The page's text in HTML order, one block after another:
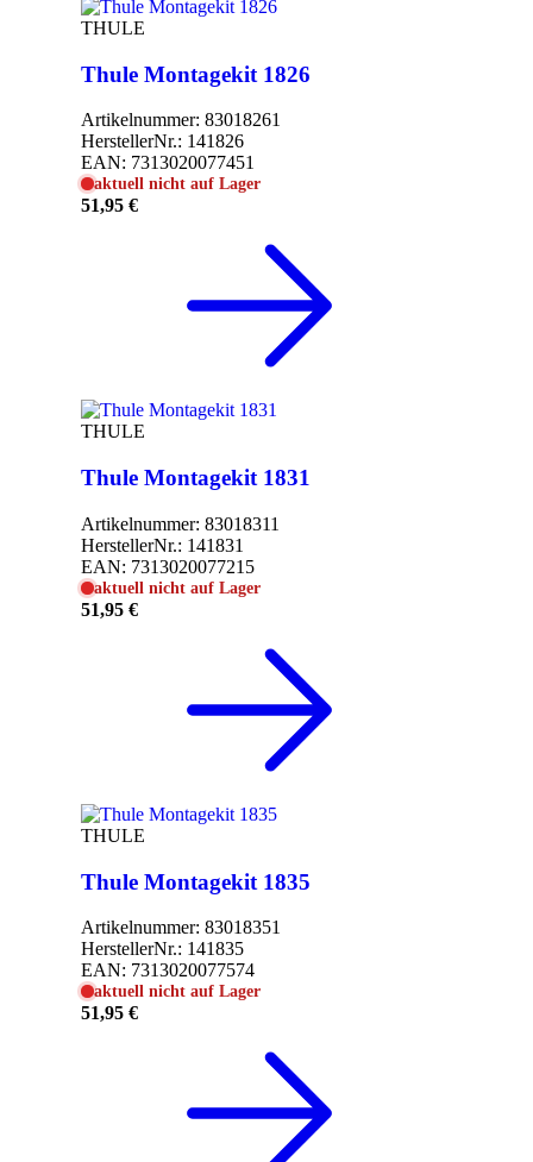
THULE
Thule Montagekit 1826
Artikelnummer: 83018261
HerstellerNr.: 141826
EAN: 7313020077451
aktuell nicht auf Lager
51,95 €
THULE
Thule Montagekit 1831
Artikelnummer: 83018311
HerstellerNr.: 141831
EAN: 7313020077215
aktuell nicht auf Lager
51,95 €
THULE
Thule Montagekit 1835
Artikelnummer: 83018351
HerstellerNr.: 141835
EAN: 7313020077574
aktuell nicht auf Lager
51,95 €